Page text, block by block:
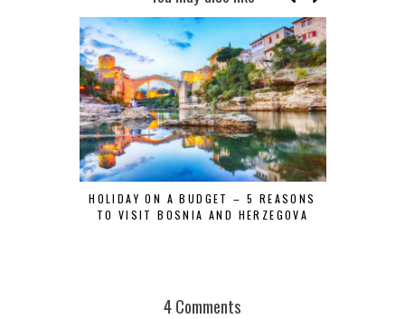
HOLIDAY ON A BUDGET – 5 REASONS
TO VISIT BOSNIA AND HERZEGOVA
4 Comments